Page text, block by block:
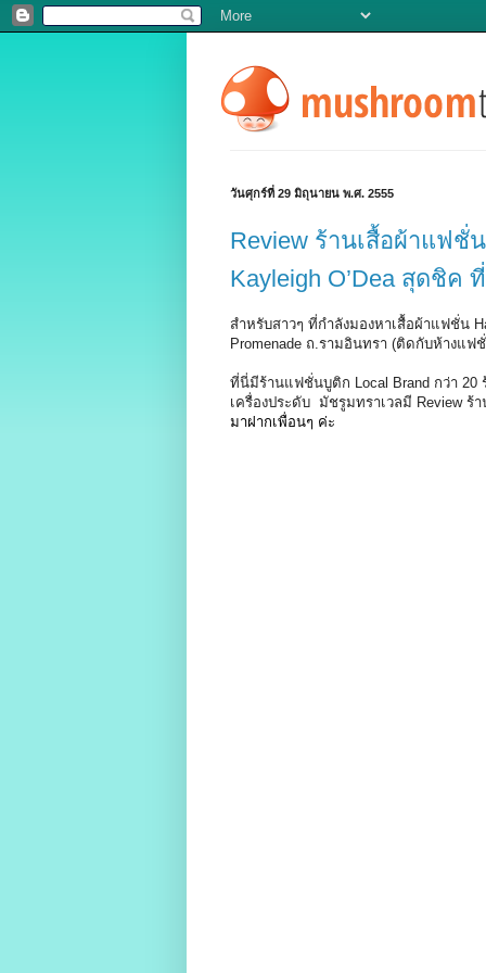
วันศุกร์ที่ 29 มิถุนายน พ.ศ. 2555
Review ร้านเสื้อผ้าแฟชั่
Kayleigh O’Dea สุดชิค
สำหรับสาวๆ ที่กำลังมองหาเสื้อผ้าแฟชั่น
Promenade ถ.รามอินทรา (ติดกับห้างแ
ที่นี่มีร้านแฟชั่นบูติก Local Brand กว่า 20
เครื่องประดับ มัชรูมทราเวลมี Review ร้
มาฝากเพื่อนๆ ค่ะ